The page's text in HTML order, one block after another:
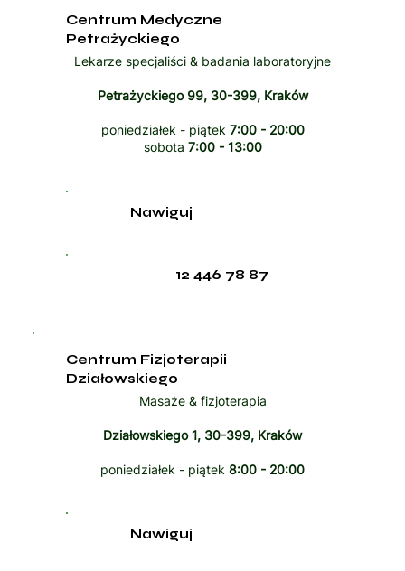
Centrum Medyczne
Petrażyckiego
Lekarze specjaliści & badania laboratoryjne
Petrażyckiego 99, 30-399, Kraków
poniedziałek - piątek 7:00 - 20:00
sobota 7:00 - 13:00
12 446 78 87
Nawiguj
Centrum Fizjoterapii
Działowskiego
Masaże & fizjoterapia
Działowskiego 1, 30-399, Kraków
poniedziałek - piątek 8:00 - 20:00
Nawiguj